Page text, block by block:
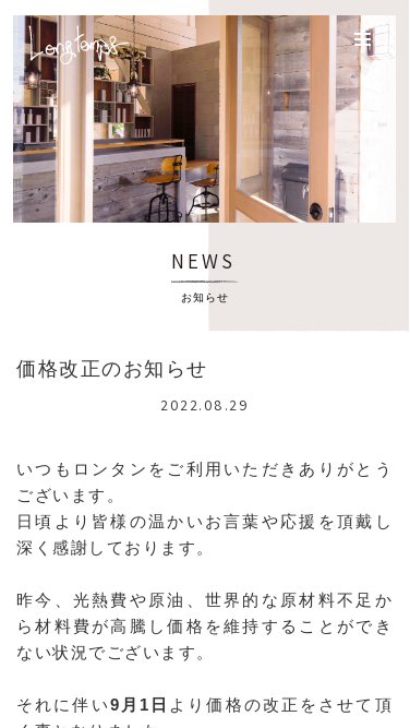
Menu
メニュー
Shopinfo
News
Staff・Recruit
Reserve
ご予約
Product
商品
NEWS
お知らせ
価格改正のお知らせ
2022.08.29
いつもロンタンをご利用いただきありがとう
ございます。
日頃より皆様の温かいお言葉や応援を頂戴し
深く感謝しております。
昨今、光熱費や原油、世界的な原材料不足か
ら材料費が高騰し価格を維持することができ
ない状況でございます。
それに伴い9月1日 より価格の改正をさせて頂